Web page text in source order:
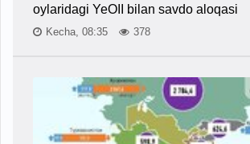
oylaridagi YeOII bilan savdo aloqasi
Kecha, 08:35 378